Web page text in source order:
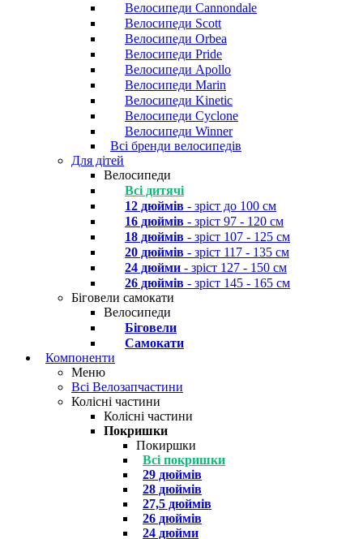
Велосипеди Cannondale
Велосипеди Scott
Велосипеди Orbea
Велосипеди Pride
Велосипеди Apollo
Велосипеди Marin
Велосипеди Kinetic
Велосипеди Cyclone
Велосипеди Winner
Всі бренди велосипедів
Для дітей
Велосипеди
Всі дитячі
12 дюймів - зріст до 100 см
16 дюймів - зріст 97 - 120 см
18 дюймів - зріст 107 - 125 см
20 дюймів - зріст 117 - 135 см
24 дюйми - зріст 127 - 150 см
26 дюймів - зріст 145 - 165 см
Біговели самокати
Велосипеди
Біговели
Самокати
Компоненти
Меню
Всі Велозапчастини
Колісні частини
Колісні частини
Покришки
Покиршки
Всі покришки
29 дюймів
28 дюймів
27,5 дюймів
26 дюймів
24 дюйми